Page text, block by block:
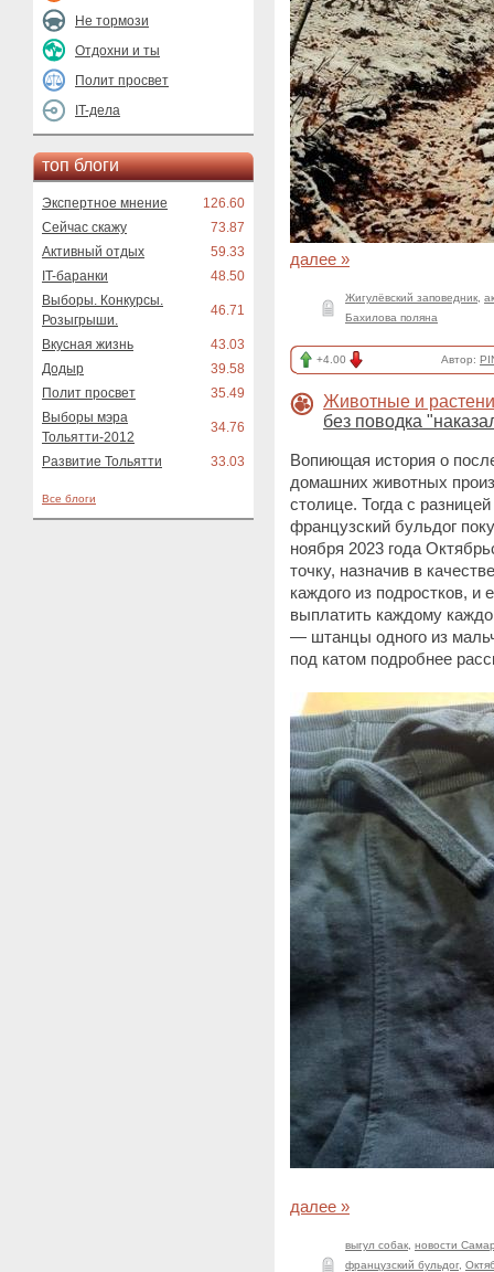
Не тормози
Отдохни и ты
Полит просвет
IT-дела
топ блоги
Экспертное мнение
126.60
Сейчас скажу
73.87
Активный отдых
59.33
IT-баранки
48.50
Выборы. Конкурсы.
Розыгрыши.
46.71
Вкусная жизнь
43.03
Додыр
39.58
Полит просвет
35.49
Выборы мэра
Тольятти-2012
34.76
Развитие Тольятти 33.03
Все блоги
далее »
Жигулёвский заповедник
Бахилова поляна
+4.00 Автор:
Животные и
без поводка
Вопиющая история о
домашних животных
столице. Тогда с
французский бульдог
ноября 2023 года
точку, назначив в
каждого из подростков, и
выплатить каждому
— штанцы одного из
под катом подробнее
далее »
выгул собак новости
французский бульдог,